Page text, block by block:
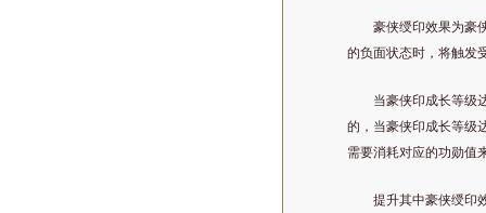
豪侠绶印效果为豪
的负面状态时，将触发
当豪侠印成长等级
的，当豪侠印成长等级
需要消耗对应的功勋值
提升其中豪侠绶印